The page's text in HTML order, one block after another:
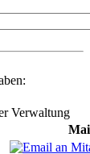
Verwaltung